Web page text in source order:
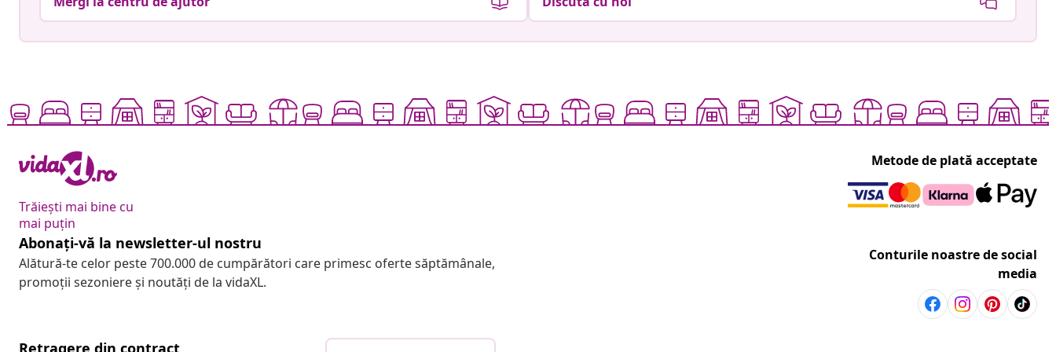
Trăiești mai bine cu
mai puțin
Metode de plată acceptate
Abonați-vă la newsletter-ul nostru
Alătură-te celor peste 700.000 de cumpărători care primesc oferte săptămânale,
promoții sezoniere și noutăți de la vidaXL.
Conturile noastre de social
media